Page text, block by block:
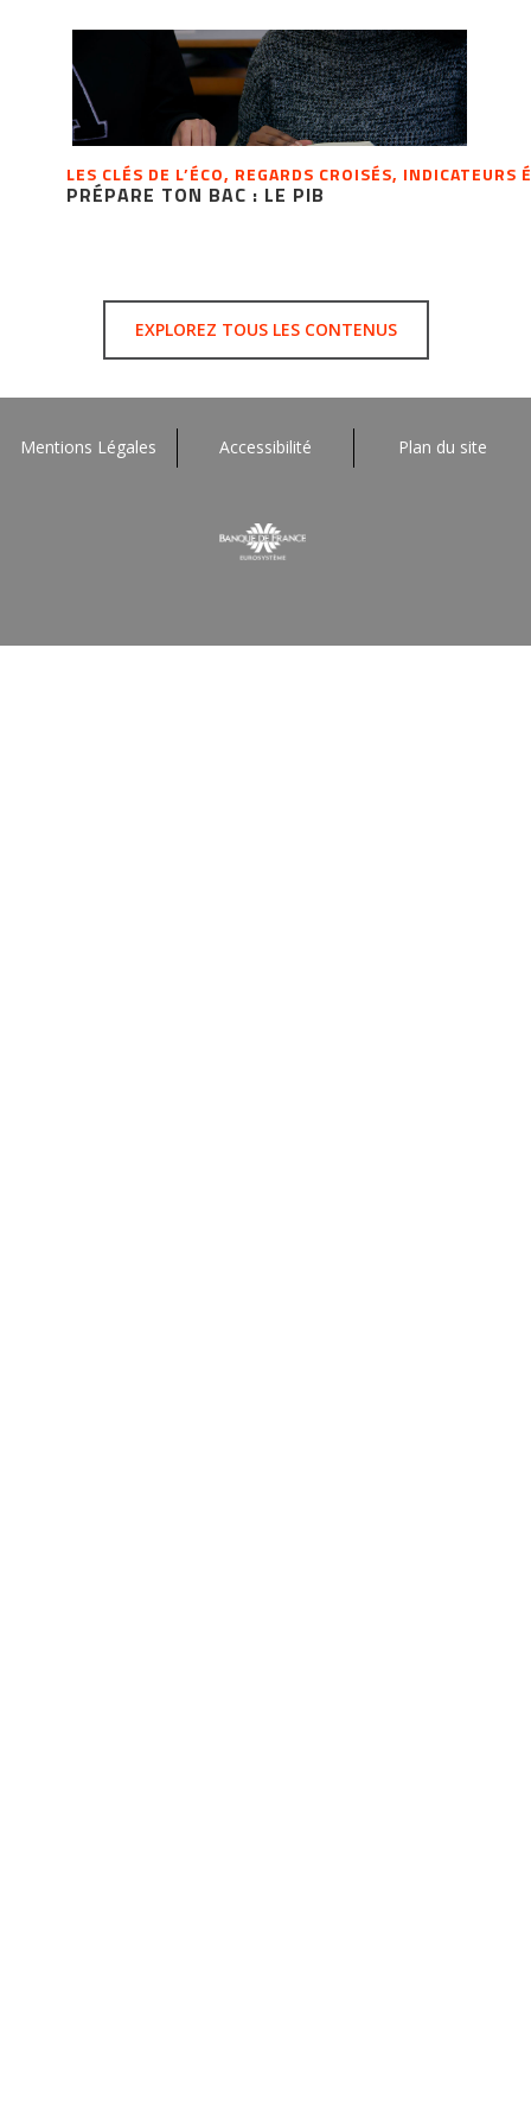
LES CLÉS DE L’ÉCO, REGARDS CROISÉS,
PRÉPARE TON BAC : LE PIB
EXPLOREZ TOUS LES CONTENUS
Mentions Légales Accessibilité Plan du site